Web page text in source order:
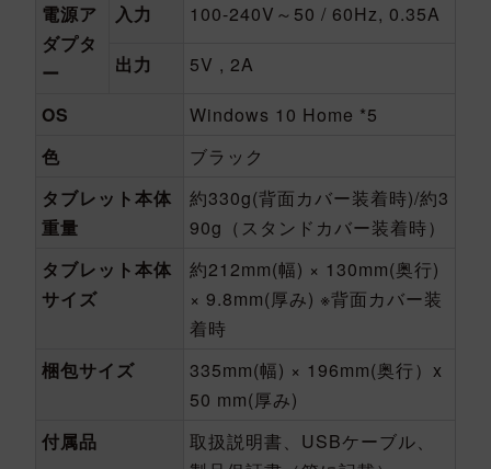
電源ア
ダプタ
ー
入力
100-240V～50 / 60Hz, 0.35A
出力
5V , 2A
OS
Windows 10 Home *5
色
ブラック
タブレット本体
重量
約330g(背面カバー装着時)/約3
90g（スタンドカバー装着時）
タブレット本体
サイズ
約212mm(幅) × 130mm(奥行)
× 9.8mm(厚み) ※背面カバー装
着時
梱包サイズ
335mm(幅) × 196mm(奥行）x
50 mm(厚み)
付属品
取扱説明書、USBケーブル、